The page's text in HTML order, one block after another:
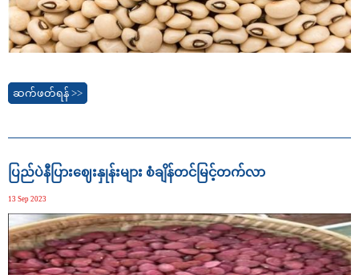
ဆက်ဖတ်ရန် >>
ပြည်ပဲနီပြားဈေးနှုန်းများ စံချိန်တင်မြင့်တက်လာ
13 Sep 2023